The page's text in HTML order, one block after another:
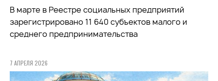
В марте в Реестре социальных предприятий
зарегистрировано 11 640 субъектов малого и
среднего предпринимательства
7 АПРЕЛЯ 2026